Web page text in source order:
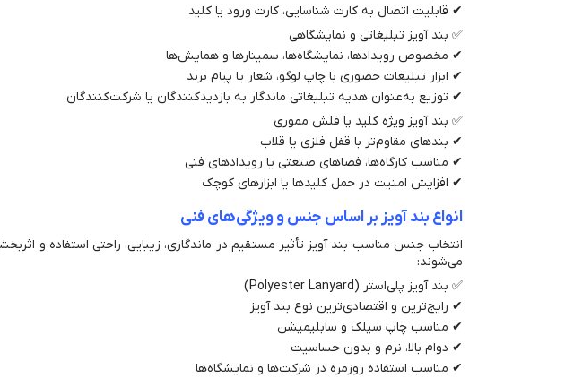
✔ قابلیت اتصال به کارت شناسایی، کارت ورود یا کلید
✅ بند آویز تبلیغاتی و نمایشگاهی
✔ مخصوص رویدادها، نمایشگاه‌ها، سمینارها و همایش‌ها
✔ ابزار تبلیغات حضوری با چاپ لوگو، شعار یا پیام برند
✔ توزیع به‌عنوان هدیه تبلیغاتی ماندگار به بازدیدکنندگان یا شرکت‌کنندگان
✅ بند آویز ویژه کلید یا فلش مموری
✔ بندهای مقاوم‌تر با قفل فلزی یا قلاب
✔ مناسب کارگاه‌ها، فضاهای صنعتی یا رویدادهای فنی
✔ افزایش امنیت در حمل کلیدها یا ابزارهای کوچک
انواع بند آویز بر اساس جنس و ویژگی‌های فنی
انتخاب جنس مناسب بند آویز تأثیر مستقیم در ماندگاری، زیبایی، راحتی استفاده و
می‌شوند:
✅ بند آویز پلی‌استر (Polyester Lanyard)
✔ رایج‌ترین و اقتصادی‌ترین نوع بند آویز
✔ مناسب چاپ سیلک و سابلیمیشن
✔ دوام بالا، نرم و بدون حساسیت
✔ مناسب استفاده روزمره در شرکت‌ها و نمایشگاه‌ها